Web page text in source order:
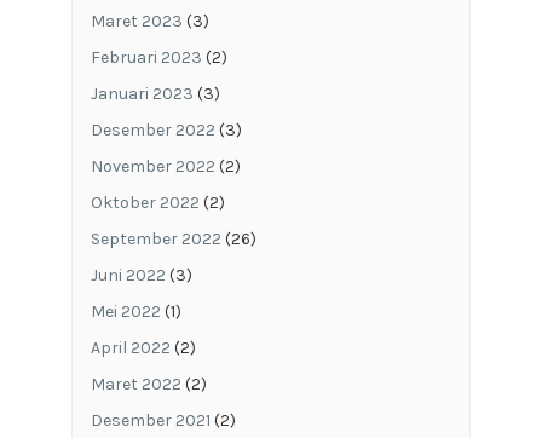
Maret 2023 (3)
Februari 2023 (2)
Januari 2023 (3)
Desember 2022 (3)
November 2022 (2)
Oktober 2022 (2)
September 2022 (26)
Juni 2022 (3)
Mei 2022 (1)
April 2022 (2)
Maret 2022 (2)
Desember 2021 (2)